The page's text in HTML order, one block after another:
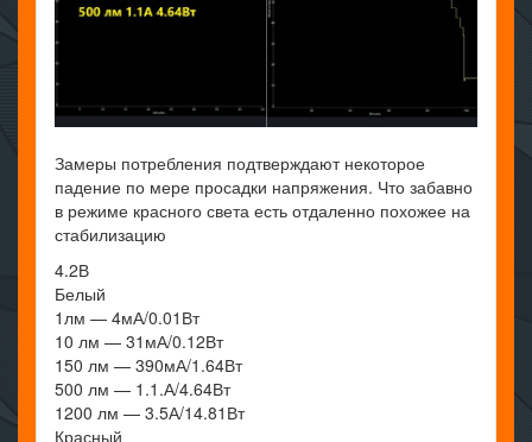
Замеры потребления подтверждают некоторое
падение по мере просадки напряжения. Что забавно
в режиме красного света есть отдаленно похожее на
стабилизацию
4.2В
Белый
1лм — 4мА/0.01Вт
10 лм — 31мА/0.12Вт
150 лм — 390мА/1.64Вт
500 лм — 1.1.А/4.64Вт
1200 лм — 3.5А/14.81Вт
Красный